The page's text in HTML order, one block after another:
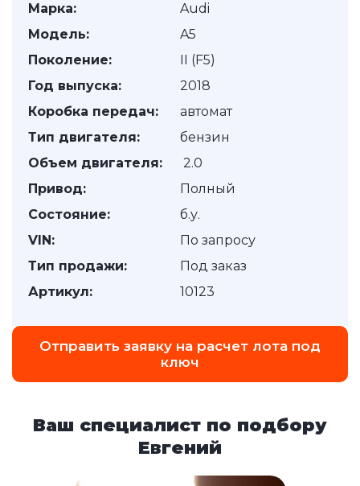
Марка:
Audi
Модель:
A5
Поколение:
II (F5)
Год выпуска:
2018
Коробка передач:
автомат
Тип двигателя:
бензин
Объем двигателя:
2.0
Привод:
Полный
Состояние:
б.у.
VIN:
По запросу
Тип продажи:
Под заказ
Артикул:
10123
Отправить заявку на расчет лота под
ключ
Ваш специалист по подбору
Евгений